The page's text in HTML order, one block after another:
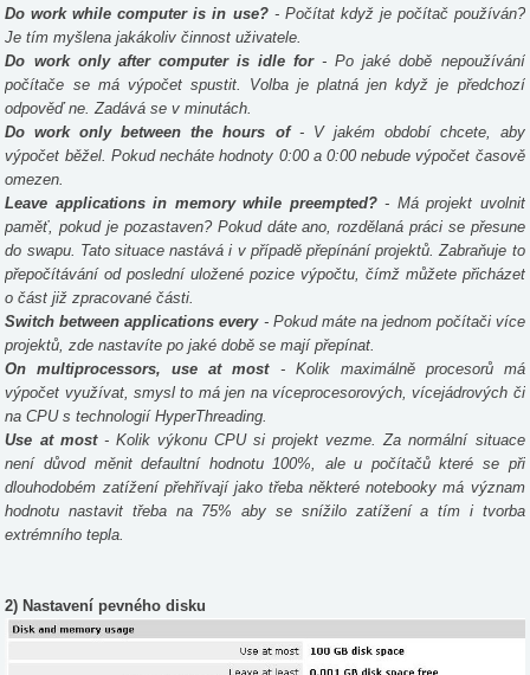
Do work while computer is in use?- Počítat když je počítač používán?
Je tím myšlena jakákoliv činnost uživatele.
Do work only after computer is idle for- Po jaké době nepoužívání
počítače se má výpočet spustit. Volba je platná jen když je předchozí
odpověď ne. Zadává se v minutách.
Do work only between the hours of - V jakém období chcete, aby
výpočet běžel. Pokud necháte hodnoty 0:00 a 0:00 nebude výpočet časově
omezen.
Leave applications in memory while preempted?- Má projekt uvolnit
paměť, pokud je pozastaven? Pokud dáte ano, rozdělaná práci se přesune
do swapu. Tato situace nastává i v případě přepínání projektů. Zabraňuje to
přepočítávání od poslední uložené pozice výpočtu, čímž můžete přicházet
o část již zpracované části.
Switch between applications every- Pokud máte na jednom počítači více
projektů, zde nastavíte po jaké době se mají přepínat.
On multiprocessors, use at most- Kolik maximálně procesorů má
výpočet využívat, smysl to má jen na víceprocesorových, vícejádrových či
na CPU s technologií HyperThreading.
Use at most- Kolik výkonu CPU si projekt vezme. Za normální situace
není důvod měnit defaultní hodnotu 100%, ale u počítačů které se při
dlouhodobém zatížení přehřívají jako třeba některé notebooky má význam
hodnotu nastavit třeba na 75% aby se snížilo zatížení a tím i tvorba
extrémního tepla.
2) Nastavení pevného disku